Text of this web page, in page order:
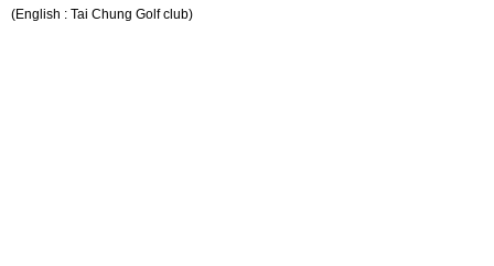
(English : Tai Chung Golf club)